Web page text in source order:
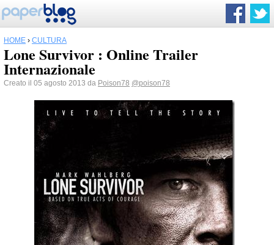
HOME › CULTURA
Lone Survivor : Online Trailer
Internazionale
Creato il 05 agosto 2013 da Poison78 @poison78